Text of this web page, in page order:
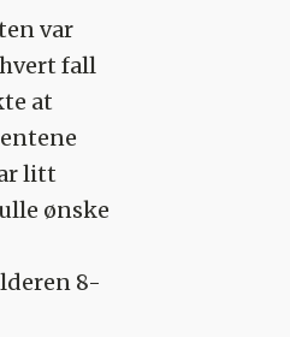
var
fall
at
litt
ønske
8-